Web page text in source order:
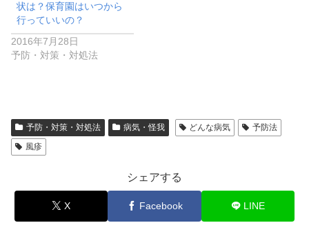
状は？保育園はいつから
行っていいの？
2016年7月28日
予防・対策・対処法
予防・対策・対処法 病気・怪我 どんな病気
予防法
風疹
シェアする
X Facebook LINE